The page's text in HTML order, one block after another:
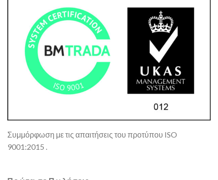
Συμμόρφωση με τις απαιτήσεις του προτύπου ISO
9001:2015 .